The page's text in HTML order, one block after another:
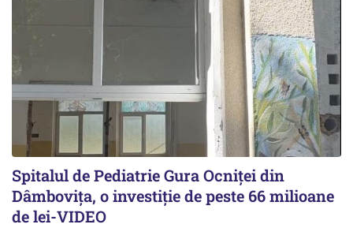
Spitalul de Pediatrie Gura Ocniței din
Dâmbovița, o investiție de peste 66 milioane
de lei-VIDEO